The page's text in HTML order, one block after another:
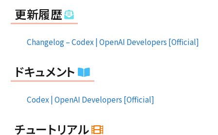
更新履歴
Changelog – Codex | OpenAI Developers [Official]
ドキュメント
Codex | OpenAI Developers [Official]
チュートリアル